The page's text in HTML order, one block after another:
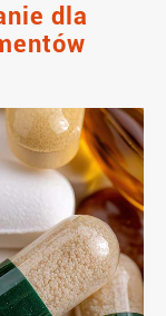
dla